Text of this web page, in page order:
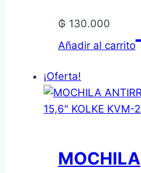
₲ 130.000
Añadir al carrito
¡Oferta!
MOCHILA